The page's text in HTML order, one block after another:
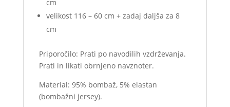
cm
velikost 116 – 60 cm + zadaj daljša za 8
cm
Priporočilo: Prati po navodilih vzdrževanja.
Prati in likati obrnjeno navznoter.
Material: 95% bombaž, 5% elastan
(bombažni jersey).